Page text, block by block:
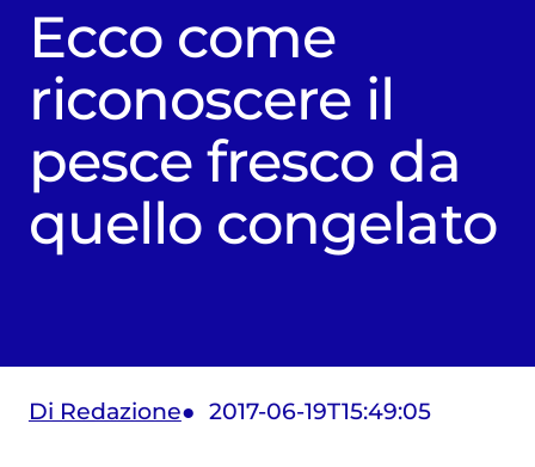
Ecco come
riconoscere il
pesce fresco da
quello congelato
Di Redazione 2017-06-19T15:49:05